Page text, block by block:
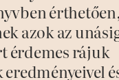
azok az
érdemes rájuk